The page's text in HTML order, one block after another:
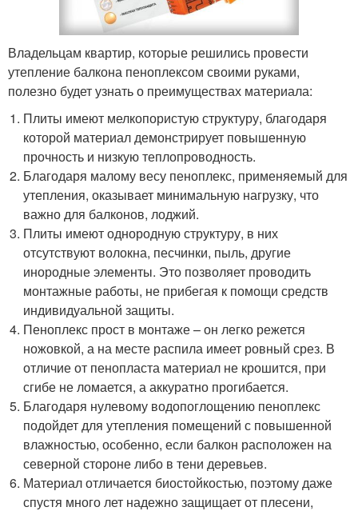
Владельцам квартир, которые решились провести
утепление балкона пеноплексом своими руками,
полезно будет узнать о преимуществах материала:
Плиты имеют мелкопористую структуру, благодаря
которой материал демонстрирует повышенную
прочность и низкую теплопроводность.
Благодаря малому весу пеноплекс, применяемый для
утепления, оказывает минимальную нагрузку, что
важно для балконов, лоджий.
Плиты имеют однородную структуру, в них
отсутствуют волокна, песчинки, пыль, другие
инородные элементы. Это позволяет проводить
монтажные работы, не прибегая к помощи средств
индивидуальной защиты.
Пеноплекс прост в монтаже – он легко режется
ножовкой, а на месте распила имеет ровный срез. В
отличие от пенопласта материал не крошится, при
сгибе не ломается, а аккуратно прогибается.
Благодаря нулевому водопоглощению пеноплекс
подойдет для утепления помещений с повышенной
влажностью, особенно, если балкон расположен на
северной стороне либо в тени деревьев.
Материал отличается биостойкостью, поэтому даже
спустя много лет надежно защищает от плесени,